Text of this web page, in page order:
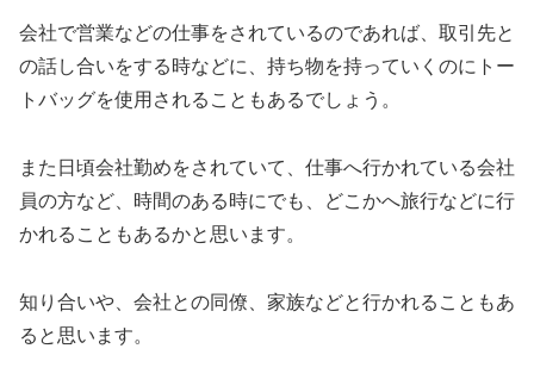
会社で営業などの仕事をされているのであれば、取引先と
の話し合いをする時などに、持ち物を持っていくのにトー
トバッグを使用されることもあるでしょう。
また日頃会社勤めをされていて、仕事へ行かれている会社
員の方など、時間のある時にでも、どこかへ旅行などに行
かれることもあるかと思います。
知り合いや、会社との同僚、家族などと行かれることもあ
ると思います。